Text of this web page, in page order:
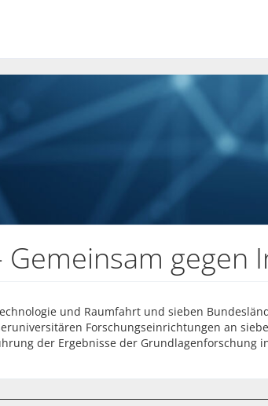
Gemeinsam gegen
und Raumfahrt und sieben
Forschungseinrichtungen an
der Ergebnisse der Grundlagenforschung